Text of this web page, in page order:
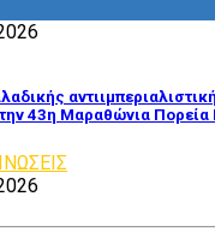
43η Μαραθώνια Πορεία